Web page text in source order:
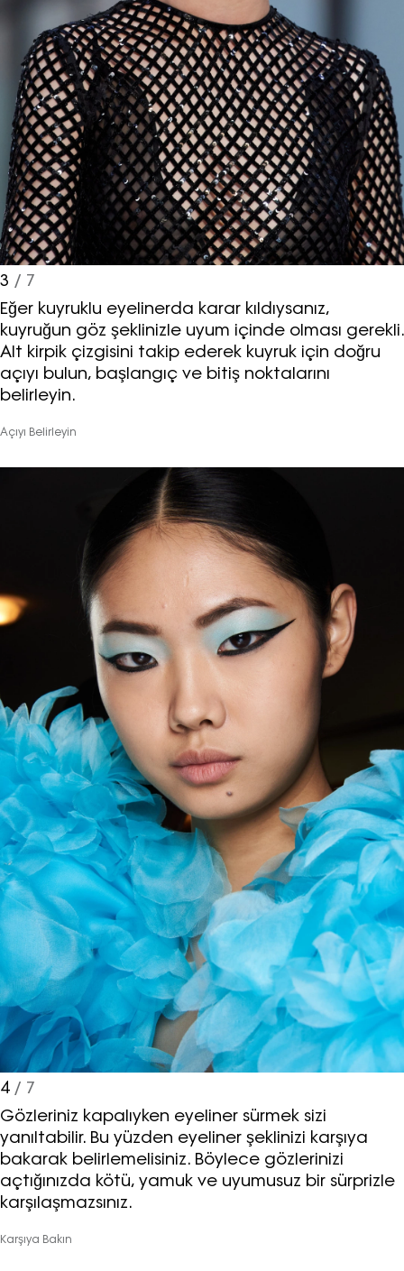
3 / 7
Eğer kuyruklu eyelinerda karar kıldıysanız,
kuyruğun göz şeklinizle uyum içinde olması gerekli.
Alt kirpik çizgisini takip ederek kuyruk için doğru
açıyı bulun, başlangıç ve bitiş noktalarını
belirleyin.
Açıyı Belirleyin
4/ 7
Gözleriniz kapalıyken eyeliner sürmek sizi
yanıltabilir. Bu yüzden eyeliner şeklinizi karşıya
bakarak belirlemelisiniz. Böylece gözlerinizi
açtığınızda kötü, yamuk ve uyumusuz bir sürprizle
karşılaşmazsınız.
Karşıya Bakın